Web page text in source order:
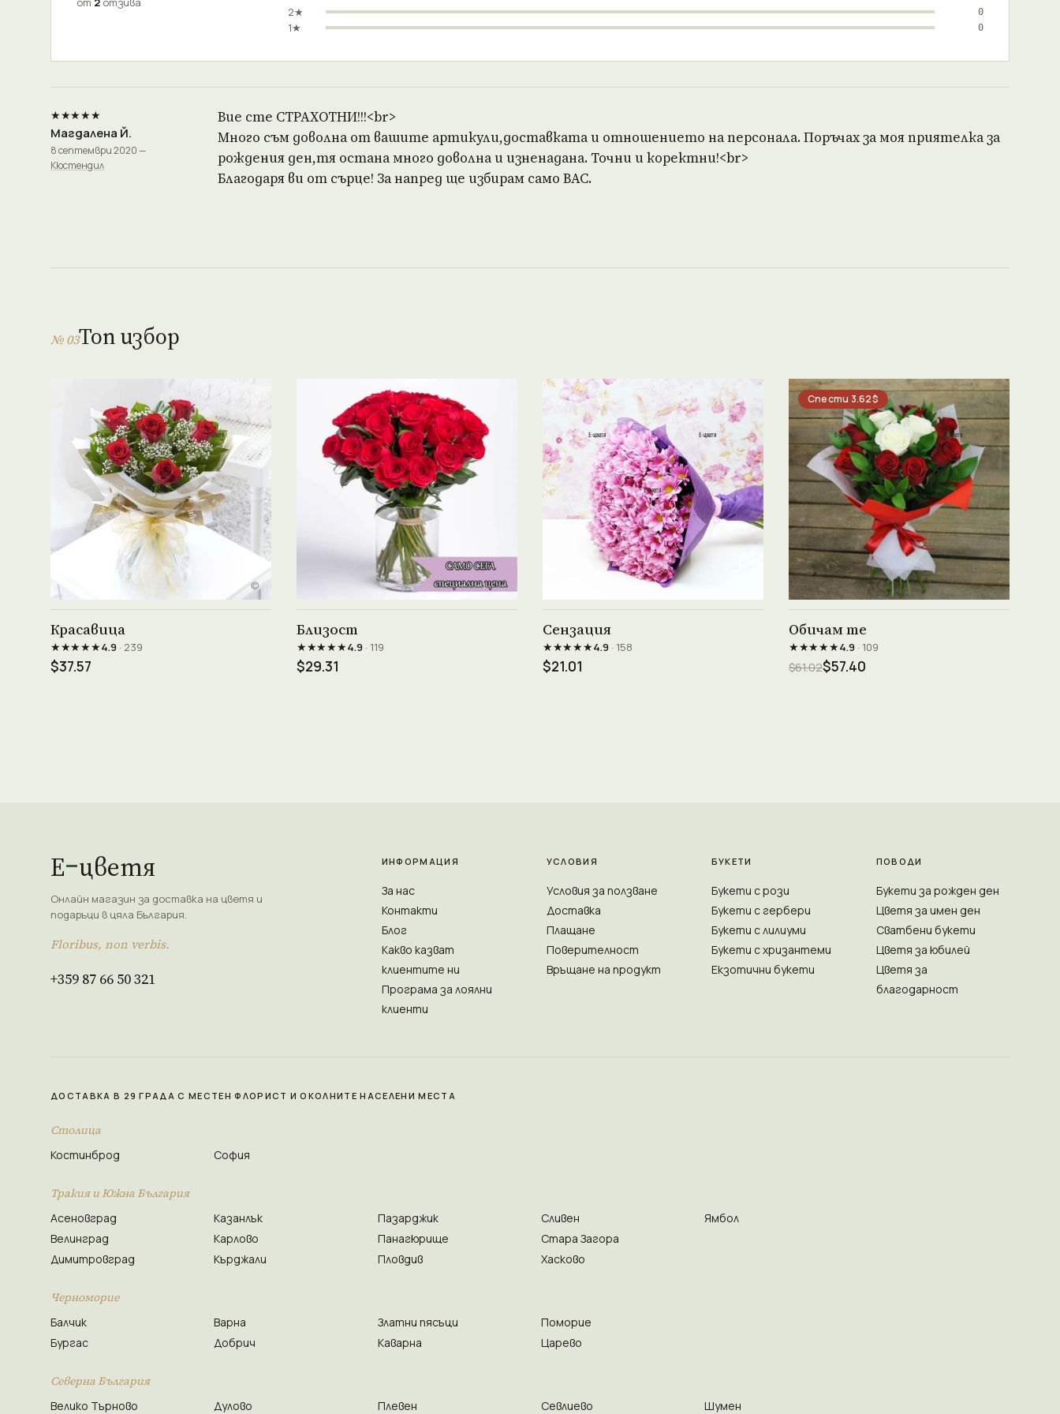
2★ 0
1★ 0
★★★★★
Магдалена Й.
8 септември 2020 —
Кюстендил
Вие сте СТРАХОТНИ!!!<br>
Много съм доволна от вашите артикули,доставката и отношението на персонала. Поръчах за моя приятелка за
рождения ден,тя остана много доволна и изненадана. Точни и коректни!<br>
Благодаря ви от сърце! За напред ще избирам само ВАС.
№ 03Топ избор
Красавица
★★★★★4.9· 239
$37.57
Близост
★★★★★4.9· 119
$29.31
Сензация
★★★★★4.9· 158
$21.01
Спести 3.62$
Обичам те
★★★★★4.9· 109
$61.02$57.40
Е цветя
Онлайн магазин за доставка на цветя и
подаръци в цяла България.
Floribus, non verbis.
+359 87 66 50 321
ИНФОРМАЦИЯ
За нас
Контакти
Блог
Какво казват
клиентите ни
Програма за лоялни
клиенти
УСЛОВИЯ
Условия за ползване
Доставка
Плащане
Поверителност
Връщане на продукт
БУКЕТИ
Букети с рози
Букети с гербери
Букети с лилиуми
Букети с хризантеми
Екзотични букети
ПОВОДИ
Букети за рожден ден
Цветя за имен ден
Сватбени букети
Цветя за юбилей
Цветя за
благодарност
ДОСТАВКА В 29 ГРАДА С МЕСТЕН ФЛОРИСТ И ОКОЛНИТЕ НАСЕЛЕНИ МЕСТА
Столица
Костинброд София
Тракия и Южна България
Асеновград
Велинград
Димитровград
Казанлък
Карлово
Кърджали
Пазарджик
Панагюрище
Пловдив
Сливен
Стара Загора
Хасково
Ямбол
Черноморие
Балчик
Бургас
Варна
Добрич
Златни пясъци
Каварна
Поморие
Царево
Северна България
Велико Търново Дулово Плевен Севлиево Шумен